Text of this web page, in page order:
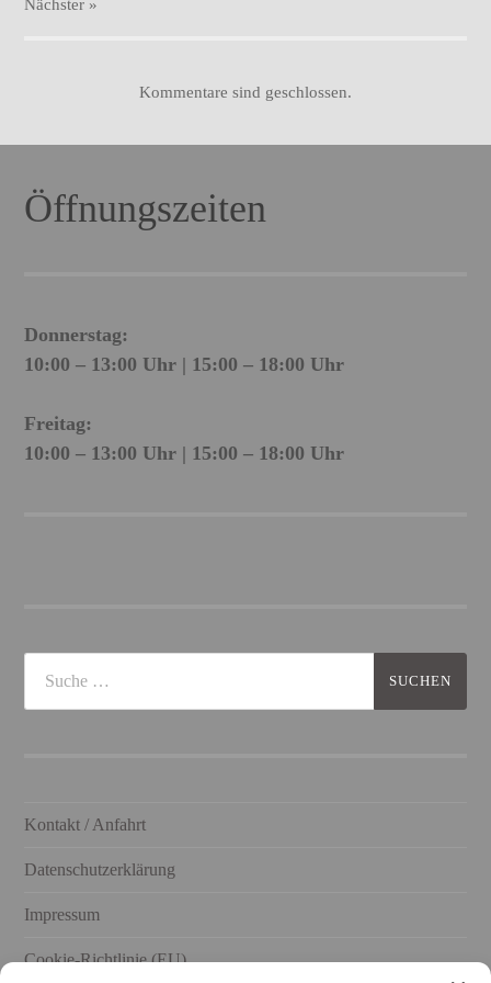
Nächster »
Kommentare sind geschlossen.
Öffnungszeiten
Donnerstag:
10:00 – 13:00 Uhr | 15:00 – 18:00 Uhr
Freitag:
10:00 – 13:00 Uhr | 15:00 – 18:00 Uhr
Kontakt / Anfahrt
Datenschutzerklärung
Impressum
Cookie-Richtlinie (EU)